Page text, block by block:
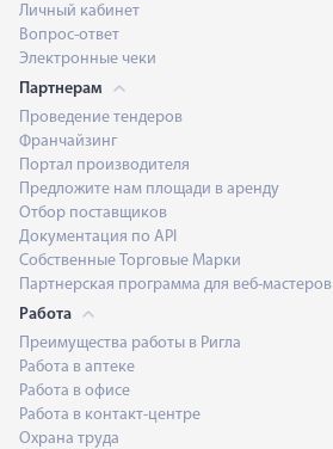
Личный кабинет
Вопрос-ответ
Электронные чеки
Партнерам
Проведение тендеров
Франчайзинг
Портал производителя
Предложите нам площади в аренду
Отбор поставщиков
Документация по API
Собственные Торговые Марки
Партнерская программа для веб-мастеров
Работа
Преимущества работы в Ригла
Работа в аптеке
Работа в офисе
Работа в контакт-центре
Охрана труда